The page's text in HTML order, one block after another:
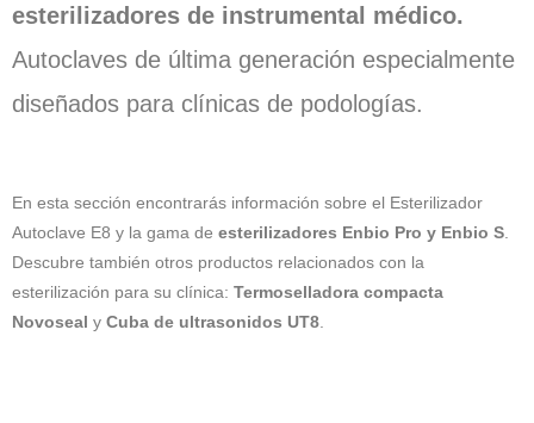
esterilizadores de instrumental médico.
Autoclaves de última generación especialmente
diseñados para clínicas de podologías.
En esta sección encontrarás información sobre el Esterilizador
Autoclave E8 y la gama de esterilizadores Enbio Pro y Enbio S
Descubre también otros productos relacionados con la
esterilización para su clínica: Termoselladora compacta
Novoseal y Cuba de ultrasonidos UT8